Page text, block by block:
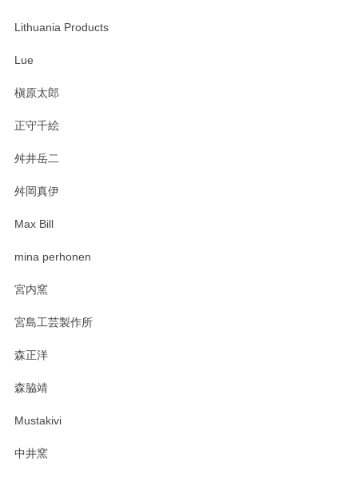
Lithuania Products
Lue
槇原太郎
正守千絵
舛井岳二
舛岡真伊
Max Bill
mina perhonen
宮内窯
宮島工芸製作所
森正洋
森脇靖
Mustakivi
中井窯